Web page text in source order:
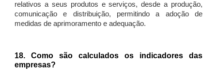
relativos a seus produtos e serviços, desde a produção,
comunicação e distribuição, permitindo a adoção de
medidas de aprimoramento e adequação.
18. Como são calculados os indicadores das
empresas?